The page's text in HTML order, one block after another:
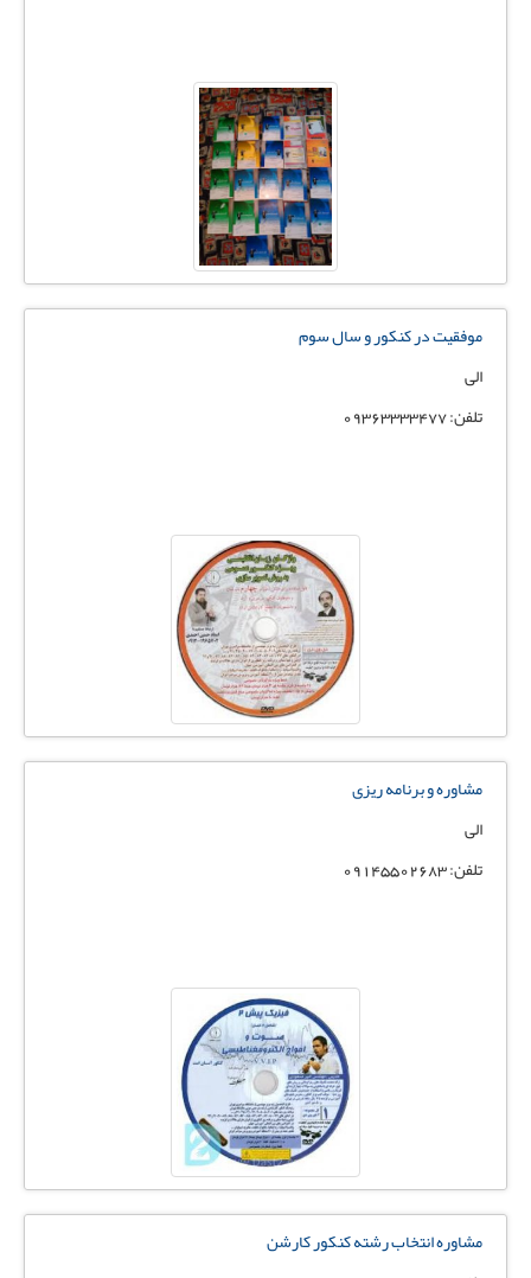
موفقیت در کنکور و سال سوم
الی
تلفن: 09363333477
مشاوره و برنامه ریزی
الی
تلفن: 09145502683
مشاوره انتخاب رشته کنکور کارشن